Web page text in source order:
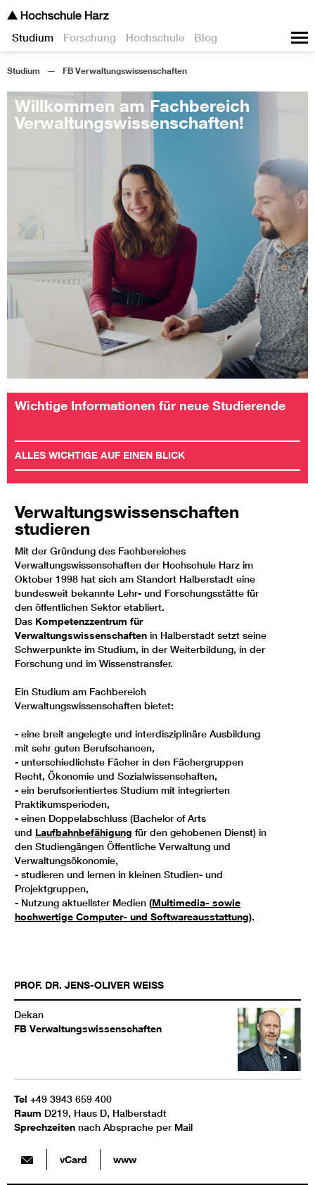
Studium Forschung Hochschule Blog
Studium FB Verwaltungswissenschaften
Willkommen am Fachbereich
Verwaltungswissenschaften!
Wichtige Informationen für neue Studierende
ALLES WICHTIGE AUF EINEN BLICK
Verwaltungswissenschaften
studieren
Mit der Gründung des Fachbereiches
Verwaltungswissenschaften der Hochschule Harz im
Oktober 1998 hat sich am Standort Halberstadt eine
bundesweit bekannte Lehr- und Forschungsstätte für
den öffentlichen Sektor etabliert.
Das Kompetenzzentrum für
Verwaltungswissenschaften in Halberstadt setzt seine
Schwerpunkte im Studium, in der Weiterbildung, in der
Forschung und im Wissenstransfer.
Ein Studium am Fachbereich
Verwaltungswissenschaften bietet:
- eine breit angelegte und interdisziplinäre Ausbildung
mit sehr guten Berufschancen,
- unterschiedlichste Fächer in den Fächergruppen
Recht, Ökonomie und Sozialwissenschaften,
- ein berufsorientiertes Studium mit integrierten
Praktikumsperioden,
- einen Doppelabschluss (Bachelor of Arts
und Laufbahnbefähigung für den gehobenen Dienst) in
den Studiengängen Öffentliche Verwaltung und
Verwaltungsökonomie,
- studieren und lernen in kleinen Studien- und
Projektgruppen,
- Nutzung aktuellster Medien (Multimedia- sowie
hochwertige Computer- und Softwareausstattung).
PROF. DR. JENS-OLIVER WEISS
Dekan
FB Verwaltungswissenschaften
Tel +49 3943 659 400
Raum D219, Haus D, Halberstadt
Sprechzeiten nach Absprache per Mail
vCard www